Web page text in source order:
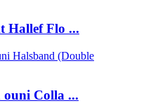
Hallef Flo ...
ouni Colla ...